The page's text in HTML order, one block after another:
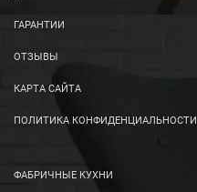
ГАРАНТИИ
ОТЗЫВЫ
КАРТА САЙТА
ПОЛИТИКА КОНФИДЕНЦИАЛЬНОСТИ
ФАБРИЧНЫЕ КУХНИ